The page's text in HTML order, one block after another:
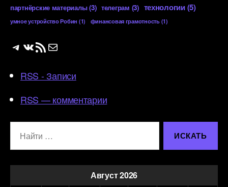
партнёрские материалы(3) телеграм (3) технологии(5)
умное устройство Робин (1) финансовая грамотность(1)
Telegram
ВКонтакте
RSS-лентаПочта
RSS - Записи
RSS — комментарии
Август 2026